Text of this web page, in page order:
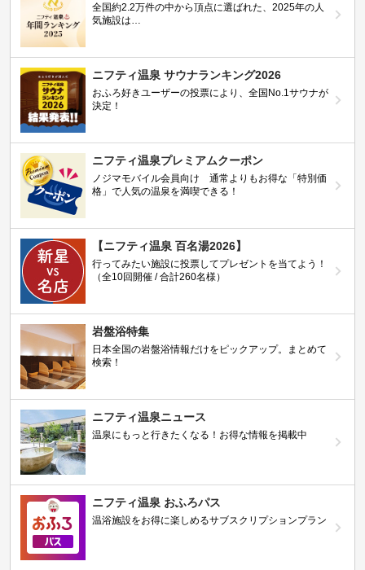
全国約2.2万件の中から頂点に選ばれた、2025年の人
気施設は…
ニフティ温泉 サウナランキング2026
おふろ好きユーザーの投票により、全国No.1サウナが
決定！
ニフティ温泉プレミアムクーポン
ノジマモバイル会員向け 通常よりもお得な「特別価
格」で人気の温泉を満喫できる！
【ニフティ温泉 百名湯2026】
行ってみたい施設に投票してプレゼントを当てよう！
（全10回開催 / 合計260名様）
岩盤浴特集
日本全国の岩盤浴情報だけをピックアップ。まとめて
検索！
ニフティ温泉ニュース
温泉にもっと行きたくなる！お得な情報を掲載中
ニフティ温泉 おふろパス
温浴施設をお得に楽しめるサブスクリプションプラン